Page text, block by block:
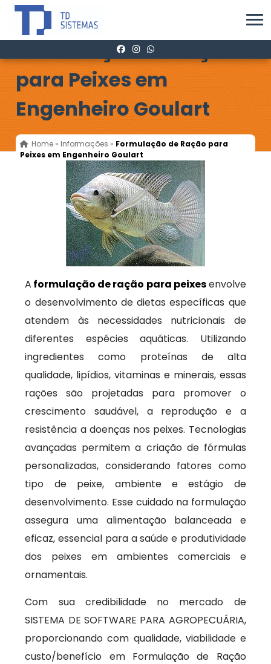
Formulação de Ração
para Peixes em
Engenheiro Goulart
Home » Informações » Formulação de Ração para
Peixes em Engenheiro Goulart
A formulação de ração para peixesenvolve
o desenvolvimento de dietas específicas que
atendem às necessidades nutricionais de
diferentes espécies aquáticas. Utilizando
ingredientes como proteínas de alta
qualidade, lipídios, vitaminas e minerais, essas
rações são projetadas para promover o
crescimento saudável, a reprodução e a
resistência a doenças nos peixes. Tecnologias
avançadas permitem a criação de fórmulas
personalizadas, considerando fatores como
tipo de peixe, ambiente e estágio de
desenvolvimento. Esse cuidado na formulação
assegura uma alimentação balanceada e
eficaz, essencial para a saúde e produtividade
dos peixes em ambientes comerciais e
ornamentais.
Com sua credibilidade no mercado de
SISTEMA DE SOFTWARE PARA AGROPECUÁRIA,
proporcionando com qualidade, viabilidade e
custo/benefício em Formulação de Ração